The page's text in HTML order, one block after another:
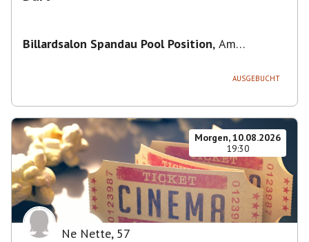
Billardsalon Spandau Pool Position, Am
AUSGEBUCHT
Morgen, 10.08.2026
19:30
Ne Nette, 57